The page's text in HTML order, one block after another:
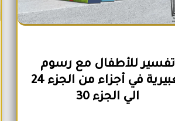
تفسير للأطفال مع رسوم
تعبيرية في أجزاء من الجزء 24
الي الجزء 30